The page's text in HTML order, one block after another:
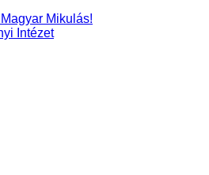
Mikulás!
Intézet